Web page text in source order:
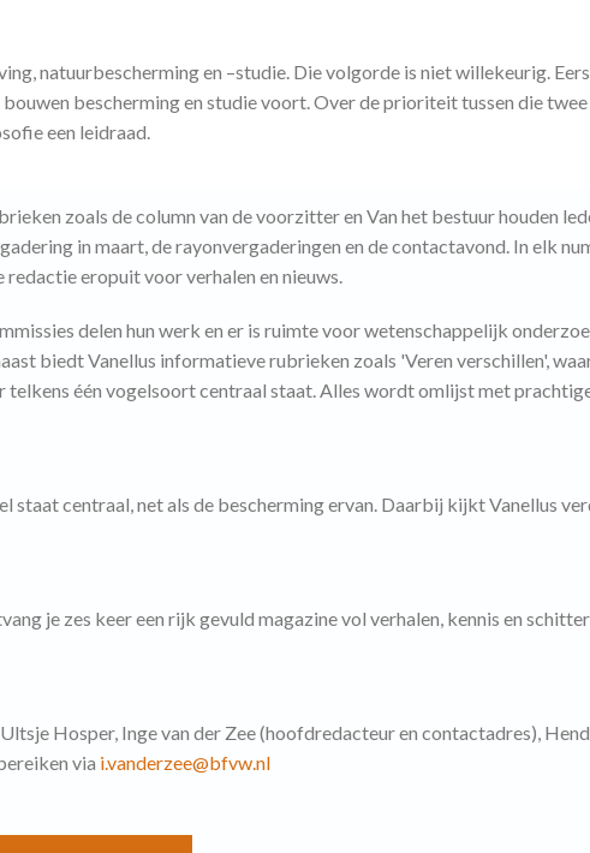
natuurbescherming en –studie. Die volgorde is niet willekeurig.
bescherming en studie voort. Over de prioriteit tussen die twee
een leidraad.
zoals de column van de voorzitter en Van het bestuur houden
in maart, de rayonvergaderingen en de contactavond. In elk
eropuit voor verhalen en nieuws.
delen hun werk en er is ruimte voor wetenschappelijk
biedt Vanellus informatieve rubrieken zoals 'Veren verschillen',
één vogelsoort centraal staat. Alles wordt omlijst met
staat centraal, net als de bescherming ervan. Daarbij kijkt Vanellus
je zes keer een rijk gevuld magazine vol verhalen, kennis en
Hosper, Inge van der Zee (hoofdredacteur en contactadres),
via i.vanderzee@bfvw.nl